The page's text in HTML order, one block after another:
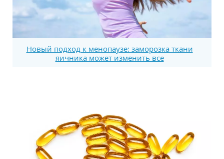
Новый подход к менопаузе: заморозка ткани
яичника может изменить все